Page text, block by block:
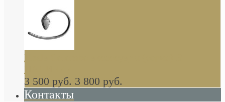
Khala Colombo аксессуары (серия) В
НАЛИЧИИ
3 500 руб. 3 800 руб.
Контакты